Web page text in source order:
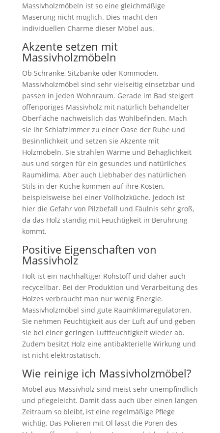
Massivholzmöbeln ist so eine gleichmäßige
Maserung nicht möglich. Dies macht den
individuellen Charme dieser Möbel aus.
Akzente setzen mit
Massivholzmöbeln
Ob Schränke, Sitzbänke oder Kommoden,
Massivholzmöbel sind sehr vielseitig einsetzbar und
passen in jeden Wohnraum. Gerade im Bad steigert
offenporiges Massivholz mit natürlich behandelter
Oberfläche nachweislich das Wohlbefinden. Mach
sie Ihr Schlafzimmer zu einer Oase der Ruhe und
Besinnlichkeit und setzen sie Akzente mit
Holzmöbeln. Sie strahlen Wärme und Behaglichkeit
aus und sorgen für ein gesundes und natürliches
Raumklima. Aber auch Liebhaber des natürlichen
Stils in der Küche kommen auf ihre Kosten,
beispielsweise bei einer Vollholzküche. Jedoch ist
hier die Gefahr von Pilzbefall und Fäulnis sehr groß,
da das Holz ständig mit Feuchtigkeit in Berührung
kommt.
Positive Eigenschaften von
Massivholz
Holt ist ein nachhaltiger Rohstoff und daher auch
recycellbar. Bei der Produktion und Verarbeitung des
Holzes verbraucht man nur wenig Energie.
Massivholzmöbel sind gute Raumklimaregulatoren.
Sie nehmen Feuchtigkeit aus der Luft auf und geben
sie bei einer geringen Luftfeuchtigkeit wieder ab.
Zudem besitzt Holz eine antibakterielle Wirkung und
ist nicht elektrostatisch.
Wie reinige ich Massivholzmöbel?
Möbel aus Massivholz sind meist sehr unempfindlich
und pflegeleicht. Damit dass auch über einen langen
Zeitraum so bleibt, ist eine regelmäßige Pflege
wichtig. Das Polieren mit Öl lässt die Poren des